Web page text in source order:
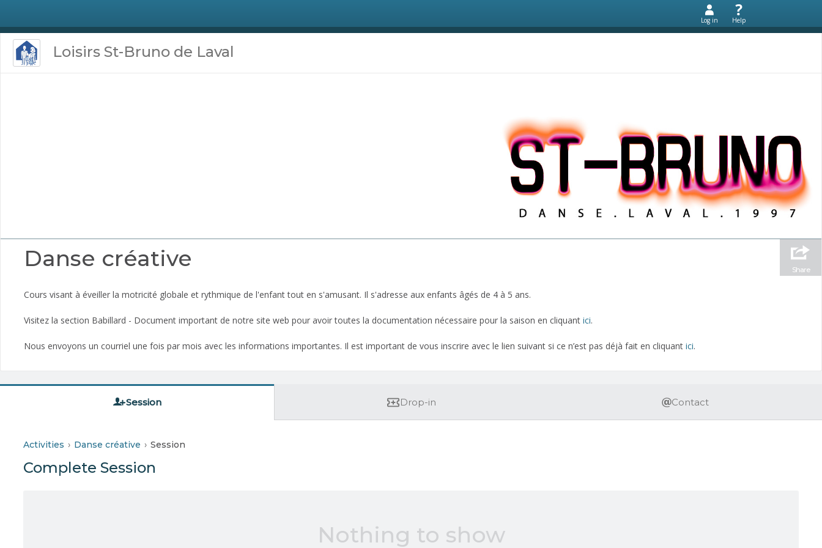
Log in Help
Loisirs St-Bruno de Laval
Share
Danse créative
Cours visant à éveiller la motricité globale et rythmique de l'enfant tout en s'amusant. Il s'adresse aux enfants âgés de 4 à 5 ans.
Visitez la section Babillard - Document important de notre site web pour avoir toutes la documentation nécessaire pour la saison en cliquant ici.
Nous envoyons un courriel une fois par mois avec les informations importantes. Il est important de vous inscrire avec le lien suivant si ce n’est pas déjà fait en cliquant ici.
Session Drop-in Contact
Activities Danse créative Session
Complete Session
Nothing to show